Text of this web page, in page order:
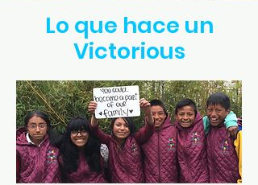
Lo que hace un
Victorious